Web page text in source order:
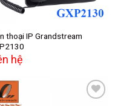
thoại IP Grandstream
hệ